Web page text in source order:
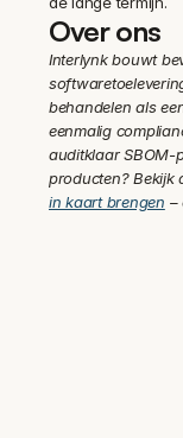
Over ons
Interlynk bouwt
behandelen als
eenmalig
auditklaar SBOM-
producten? Bekijk
in kaart brengen